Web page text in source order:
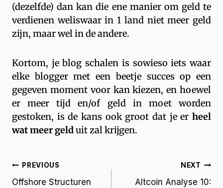
(dezelfde) dan kan die ene manier om geld te
verdienen weliswaar in 1 land niet meer geld
zijn, maar wel in de andere.
Kortom, je blog schalen is sowieso iets waar
elke blogger met een beetje succes op een
gegeven moment voor kan kiezen, en hoewel
er meer tijd en/of geld in moet worden
gestoken, is de kans ook groot dat je er heel
wat meer gelduit zal krijgen.
PREVIOUS
Offshore Structuren
NEXT
Altcoin Analyse 10: